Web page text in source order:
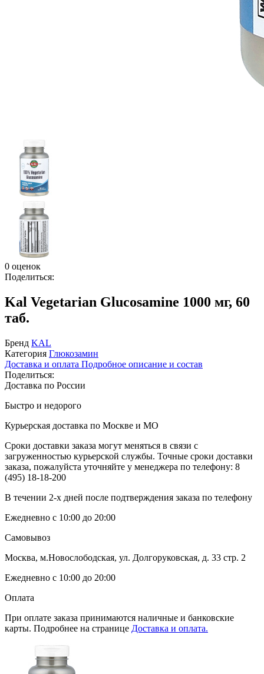
0 оценок
Поделиться:
Kal Vegetarian Glucosamine 1000 мг, 60
таб.
Бренд KAL
Категория Глюкозамин
Доставка и оплата Подробное описание и состав
Поделиться:
Доставка по России
Быстро и недорого
Курьерская доставка по Москве и МО
Сроки доставки заказа могут меняться в связи с
загруженностью курьерской службы. Точные сроки доставки
заказа, пожалуйста уточняйте у менеджера по телефону: 8
(495) 18-18-200
В течении 2-х дней после подтверждения заказа по телефону
Ежедневно с 10:00 до 20:00
Самовывоз
Москва, м.Новослободская, ул. Долгоруковская, д. 33 стр. 2
Ежедневно с 10:00 до 20:00
Оплата
При оплате заказа принимаются наличные и банковские
карты. Подробнее на странице Доставка и оплата.